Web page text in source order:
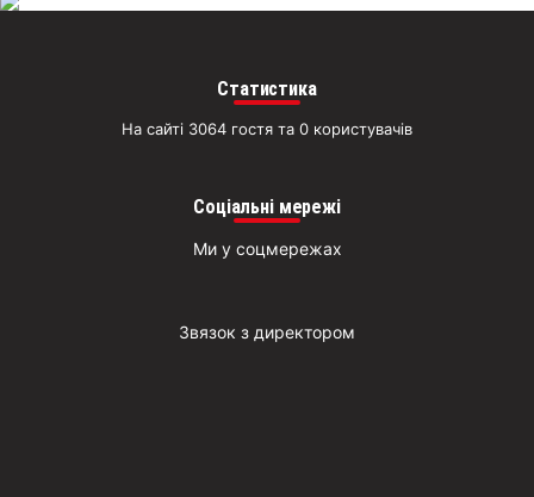
Статистика
На сайті 3064 гостя та 0 користувачів
Соціальні мережі
Ми у соцмережах
Звязок з директором